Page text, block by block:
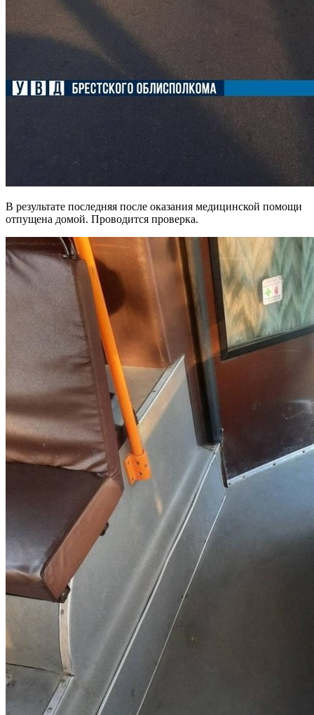
В результате последняя после оказания медицинской помощи
отпущена домой. Проводится проверка.